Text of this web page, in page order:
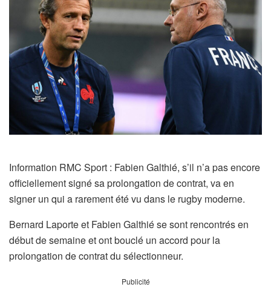
Information RMC Sport : Fabien Galthié, s’il n’a pas encore
officiellement signé sa prolongation de contrat, va en
signer un qui a rarement été vu dans le rugby moderne.
Bernard Laporte et Fabien Galthié se sont rencontrés en
début de semaine et ont bouclé un accord pour la
prolongation de contrat du sélectionneur.
Publicité